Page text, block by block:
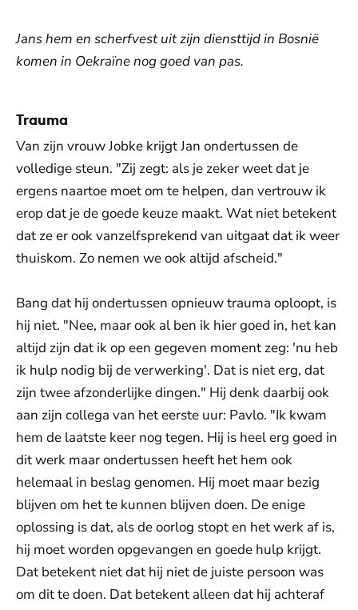
Jans hem en scherfvest uit zijn diensttijd in Bosnië
komen in Oekraïne nog goed van pas.
Trauma
Van zijn vrouw Jobke krijgt Jan ondertussen de
volledige steun. "Zij zegt: als je zeker weet dat je
ergens naartoe moet om te helpen, dan vertrouw ik
erop dat je de goede keuze maakt. Wat niet betekent
dat ze er ook vanzelfsprekend van uitgaat dat ik weer
thuiskom. Zo nemen we ook altijd afscheid."
Bang dat hij ondertussen opnieuw trauma oploopt, is
hij niet. "Nee, maar ook al ben ik hier goed in, het kan
altijd zijn dat ik op een gegeven moment zeg: 'nu heb
ik hulp nodig bij de verwerking'. Dat is niet erg, dat
zijn twee afzonderlijke dingen." Hij denk daarbij ook
aan zijn collega van het eerste uur: Pavlo. "Ik kwam
hem de laatste keer nog tegen. Hij is heel erg goed in
dit werk maar ondertussen heeft het hem ook
helemaal in beslag genomen. Hij moet maar bezig
blijven om het te kunnen blijven doen. De enige
oplossing is dat, als de oorlog stopt en het werk af is,
hij moet worden opgevangen en goede hulp krijgt.
Dat betekent niet dat hij niet de juiste persoon was
om dit te doen. Dat betekent alleen dat hij achteraf